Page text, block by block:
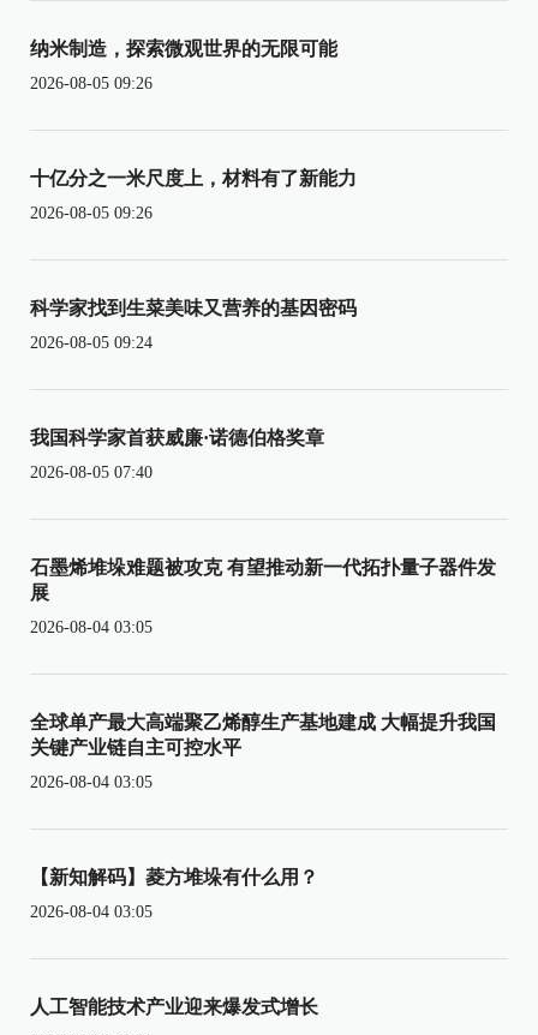
纳米制造，探索微观世界的无限可能
2026-08-05 09:26
十亿分之一米尺度上，材料有了新能力
2026-08-05 09:26
科学家找到生菜美味又营养的基因密码
2026-08-05 09:24
我国科学家首获威廉·诺德伯格奖章
2026-08-05 07:40
石墨烯堆垛难题被攻克 有望推动新一代拓扑量子器件发
展
2026-08-04 03:05
全球单产最大高端聚乙烯醇生产基地建成 大幅提升我国
关键产业链自主可控水平
2026-08-04 03:05
【新知解码】菱方堆垛有什么用？
2026-08-04 03:05
人工智能技术产业迎来爆发式增长